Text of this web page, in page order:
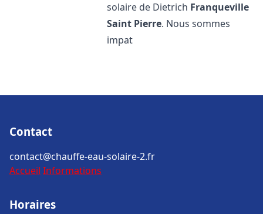
solaire de Dietrich Franqueville
Saint Pierre. Nous sommes
impat
Contact
contact@chauffe-eau-solaire-2.fr
Accueil Informations
Horaires